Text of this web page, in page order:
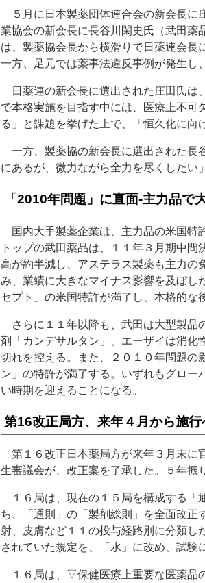
５月に日本製薬団体連合会の新会長に
業協会の新会長に長谷川閑史氏（武田薬
は、製薬協会長から横滑りで日薬連会長
一方、足元では薬事法違反事例が発生し
日薬連の新会長に選出された庄田氏は
で本格実施を目指す中には、医療上不可
る」と課題を挙げた上で、「恒久化に向
一方、製薬協の新会長に選出された長
にあるが、微力ながら全力を尽くしたい
「2010年問題」に直面‐主力品で
国内大手製薬企業は、主力品の米国特
トップの武田薬品は、１１年３月期中
高が約半減し、アステラス製薬も主力の
み、業績に大きなマイナス影響を及ぼし
セプト」の米国特許が満了し、本格的な
さらに１１年以降も、武田は大型製品
剤「カンデサルタン」、エーザイは消化
切れを控える。また、２０１０年問題の
ン」の特許が満了する。いずれもグロー
い時期を迎えることになる。
第16改正局方、来年４月から施行
第１６改正日本薬局方が来年３月末に
生審議会が、改正案を了承した。５年振
１６局は、現在の１５局を構成する「
ち、「通則」の「製剤総則」を全面改正
射、皮膚など１１の投与経路別に分類し
されていた規定を、「水」に改め、試験
１６局は、▽保健医療上重要な医薬品